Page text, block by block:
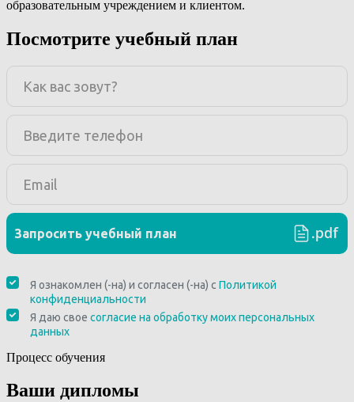
образовательным учреждением и клиентом.
Посмотрите учебный план
Процесс обучения
Ваши дипломы